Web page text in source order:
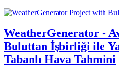
WeatherGenerator -
Buluttan İşbirliği ile
Tabanlı Hava Tahmini